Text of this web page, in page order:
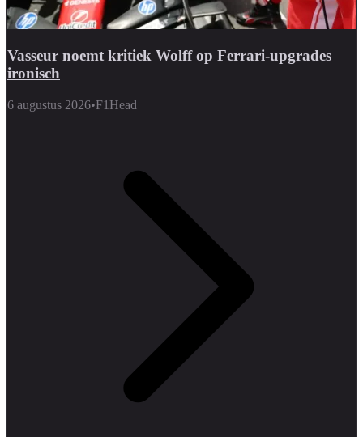
Vasseur noemt kritiek Wolff op Ferrari-upgrades
ironisch
6 augustus 2026•F1Head